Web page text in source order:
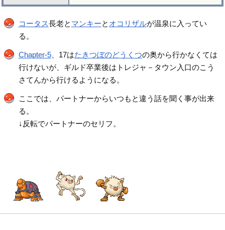
コータス長老と マンキーと オコリザルが温泉に入ってい
る。
Chapter-5、17はたきつぼのどうくつの奥から行かなくては
行けないが、ギルド卒業後はトレジャ－タウン入口のこう
さてんから行けるようになる。
ここでは、パートナーからいつもと違う話を聞く事が出来
る。
↓反転でパートナーのセリフ。